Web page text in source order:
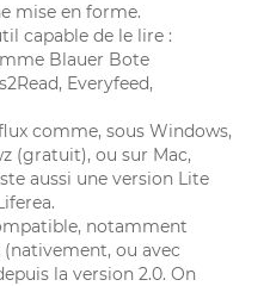
mise en forme.
capable de le lire :
Blauer Bote
Everyfeed,
comme, sous Windows,
(gratuit), ou sur Mac,
aussi une version Lite
notamment
(nativement, ou avec
la version 2.0. On